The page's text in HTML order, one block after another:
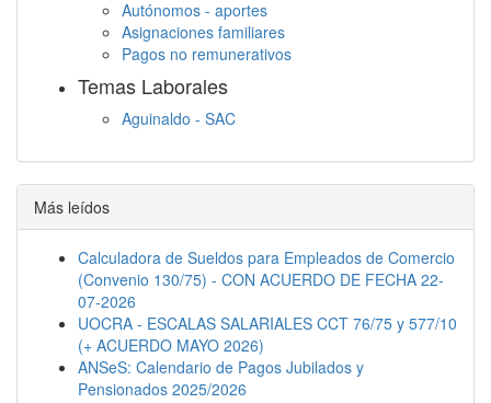
Autónomos - aportes
Asignaciones familiares
Pagos no remunerativos
Temas Laborales
Aguinaldo - SAC
Descanso semanal
Embargos
Más leídos
Calculadora de Sueldos para Empleados de Comercio
(Convenio 130/75) - CON ACUERDO DE FECHA 22-
07-2026
UOCRA - ESCALAS SALARIALES CCT 76/75 y 577/10
(+ ACUERDO MAYO 2026)
ANSeS: Calendario de Pagos Jubilados y
Pensionados 2025/2026